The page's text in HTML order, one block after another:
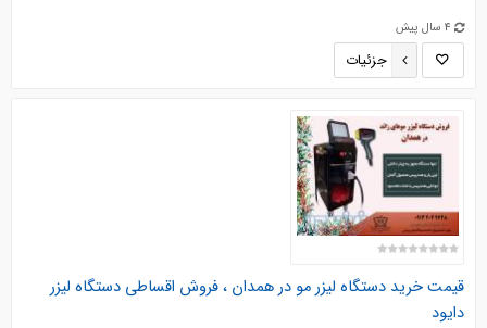
4 سال پیش
جزئیات
قیمت خرید دستگاه لیزر مو در همدان ، فروش اقساطی دستگاه لیزر
دایود